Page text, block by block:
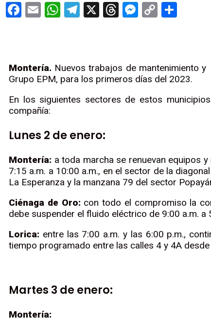
Facebook
EmailWhatsApp
Telegram
X Threads
Messenger
Copy
Montería. Nuevos trabajos de mantenimiento
Grupo EPM, para los primeros días del 2023.
En los siguientes sectores de estos
compañía:
Lunes 2 de enero:
Montería: a toda marcha se renuevan equipos
7:15 a.m. a 10:00 a.m., en el sector de la
La Esperanza y la manzana 79 del sector
Ciénaga de Oro: con todo el compromiso la
debe suspender el fluido eléctrico de 9:00 a.m.
Lorica: entre las 7:00 a.m. y las 6:00 p.m.,
tiempo programado entre las calles 4 y 4A
Martes 3 de enero:
Montería: